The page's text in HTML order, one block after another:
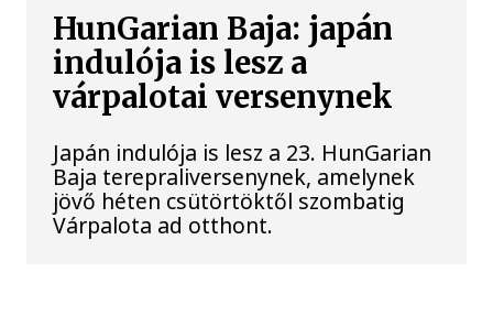
HunGarian Baja: japán
indulója is lesz a
várpalotai versenynek
Japán indulója is lesz a 23. HunGarian
Baja terepraliversenynek, amelynek
jövő héten csütörtöktől szombatig
Várpalota ad otthont.